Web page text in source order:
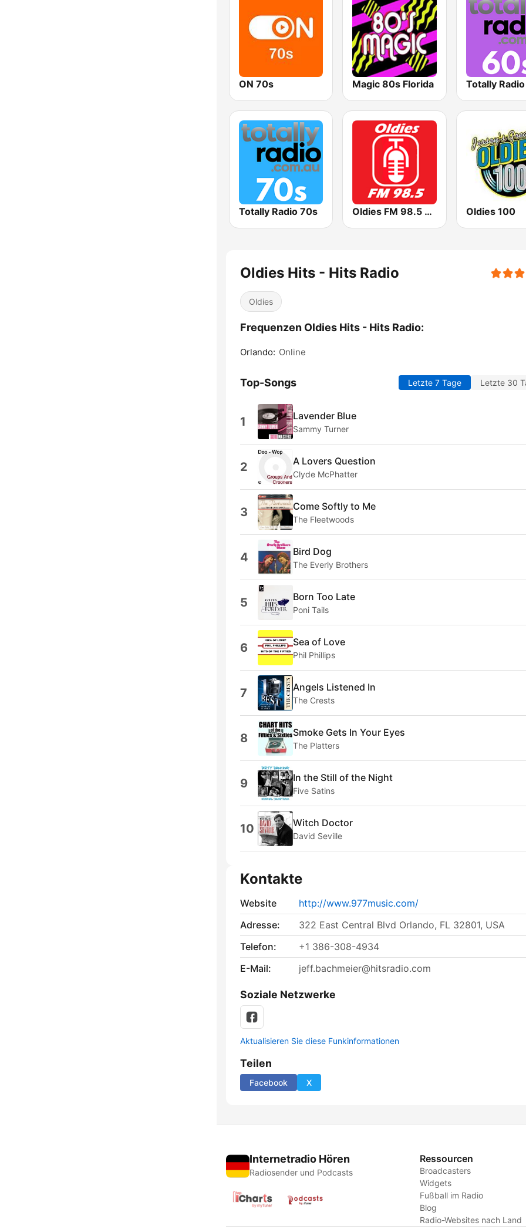
ON 70s Magic 80s Florida Totally
Totally Radio 70s Oldies FM 98.5 Stereo Oldies 100
Oldies Hits - Hits Radio
Oldies
Frequenzen Oldies Hits - Hits Radio:
Orlando: Online
Top-Songs Letzte 7 Tage Letzte 30
1 Lavender Blue
Sammy Turner
2 A Lovers Question
Clyde McPhatter
3 Come Softly to Me
The Fleetwoods
4 Bird Dog
The Everly Brothers
5 Born Too Late
Poni Tails
6 Sea of Love
Phil Phillips
7 Angels Listened In
The Crests
8 Smoke Gets In Your Eyes
The Platters
9 In the Still of the Night
Five Satins
10 Witch Doctor
David Seville
Kontakte
Website
http://www.977music.com/
Adresse:
322 East Central Blvd Orlando, FL 32801, USA
Telefon:
+1 386-308-4934
E-Mail:
jeff.bachmeier@hitsradio.com
Soziale Netzwerke
Aktualisieren Sie diese Funkinformationen
Teilen
Facebook X
Internetradio Hören
Radiosender und Podcasts
Ressourcen
Broadcasters
Widgets
Fußball im Radio
Blog
Radio-Websites nach Land